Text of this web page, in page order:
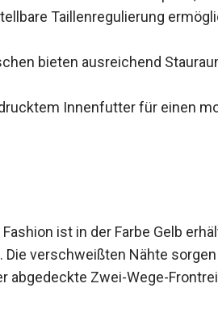
Taillenregulierung
bieten ausreichend
Innenfutter für einen
ist in der Farbe Gelb
Die verschweißten Nähte
abgedeckte Zwei-Wege-